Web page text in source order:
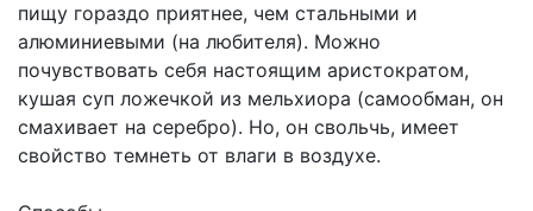
пищу гораздо приятнее, чем стальными и
алюминиевыми (на любителя). Можно
почувствовать себя настоящим аристократом,
кушая суп ложечкой из мельхиора (самообман, он
смахивает на серебро). Но, он свольчь, имеет
свойство темнеть от влаги в воздухе.